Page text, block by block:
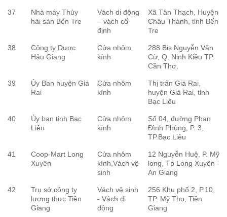
37
Nhà máy Thủy
hải sản Bến Tre
Vách di động
– vách cố
định
Xã Tân Thạch, Huyện
Châu Thành, tỉnh Bến
Tre
38
Công ty Dược
Hậu Giang
Cửa nhôm
kính
288 Bis Nguyễn Văn
Cừ, Q. Ninh Kiều TP.
Cần Thơ.
39
Ủy Ban huyện Giá
Rai
Cửa nhôm
kính
Thị trấn Giá Rai,
huyện Giá Rai, tỉnh
Bạc Liêu
40
Ủy ban tỉnh Bạc
Liêu
Cửa nhôm
kính
Số 04, đường Phan
Đình Phùng, P. 3,
TP.Bạc Liêu
41
Coop-Mart Long
Xuyên
Cửa nhôm
kính,Vách vệ
sinh
12 Nguyễn Huệ, P. Mỹ
long, Tp Long Xuyên -
An Giang
42
Trụ sở công ty
lương thực Tiền
Giang
Vách vệ sinh
- Vách di
động
256 Khu phố 2, P.10,
TP. Mỹ Tho, Tiền
Giang